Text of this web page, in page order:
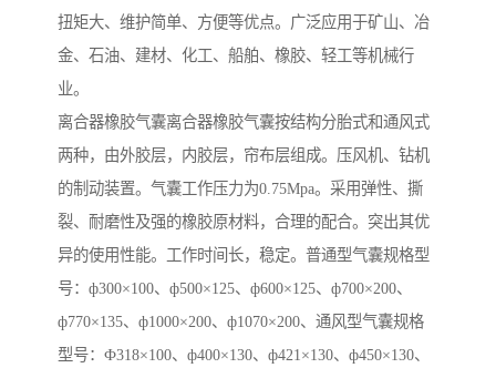
扭矩大、维护简单、方便等优点。广泛应用于矿山、冶
金、石油、建材、化工、船舶、橡胶、轻工等机械行
业。
离合器橡胶气囊离合器橡胶气囊按结构分胎式和通风式
两种，由外胶层，内胶层，帘布层组成。压风机、钻机
的制动装置。气囊工作压力为0.75Mpa。采用弹性、撕
裂、耐磨性及强的橡胶原材料，合理的配合。突出其优
异的使用性能。工作时间长，稳定。普通型气囊规格型
号：ф300×100、ф500×125、ф600×125、ф700×200、
ф770×135、ф1000×200、ф1070×200、通风型气囊规格
型号：Ф318×100、ф400×130、ф421×130、ф450×130、